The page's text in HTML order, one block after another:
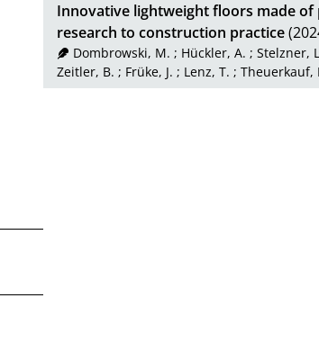
Innovative lightweight floors made of
research to construction practice
Dombrowski, M. ; Hückler, A. ;Stelzner,
Zeitler, B. ; Früke, J. ; Lenz, T. ; Theuerkauf,